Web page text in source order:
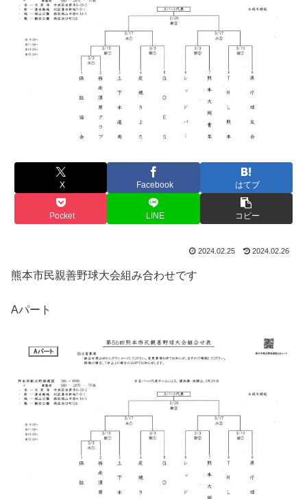
X Facebook はてブ
Pocket LINE コピー
2024.02.25 2024.02.26
熊本市民親善野球大会組み合わせです
Aパート